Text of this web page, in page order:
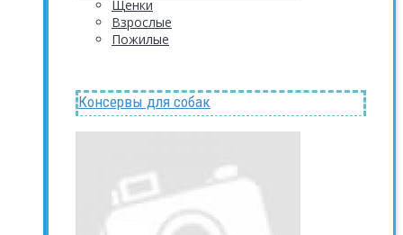
Щенки
Взрослые
Пожилые
Консервы для собак